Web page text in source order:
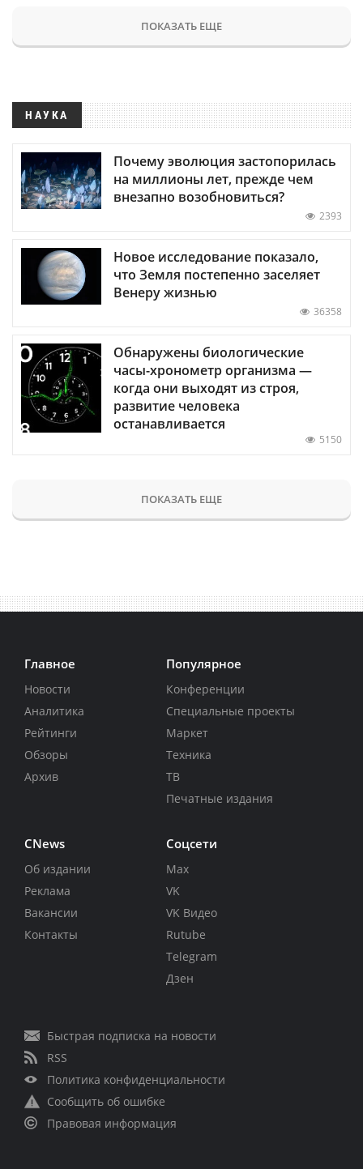
ПОКАЗАТЬ ЕЩЕ
НАУКА
Почему эволюция застопорилась
на миллионы лет, прежде чем
внезапно возобновиться?
2393
Новое исследование показало,
что Земля постепенно заселяет
Венеру жизнью
36358
Обнаружены биологические
часы-хронометр организма —
когда они выходят из строя,
развитие человека
останавливается
5150
ПОКАЗАТЬ ЕЩЕ
Главное
Новости
Аналитика
Рейтинги
Обзоры
Архив
Популярное
Конференции
Специальные проекты
Маркет
Техника
ТВ
Печатные издания
CNews
Об издании
Реклама
Вакансии
Контакты
Соцсети
Max
VK
VK Видео
Rutube
Telegram
Дзен
Быстрая подписка на новости
RSS
Политика конфиденциальности
Сообщить об ошибке
Правовая информация